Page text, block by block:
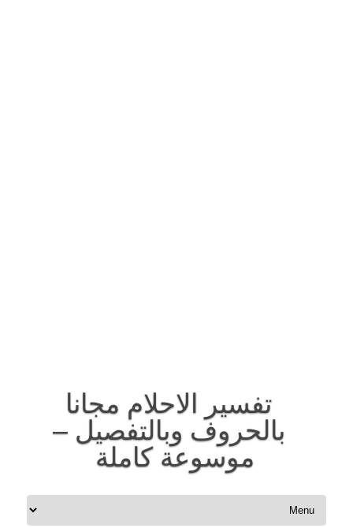
تفسير الاحلام مجانا
بالحروف وبالتفصيل –
موسوعة كاملة
Skip to content